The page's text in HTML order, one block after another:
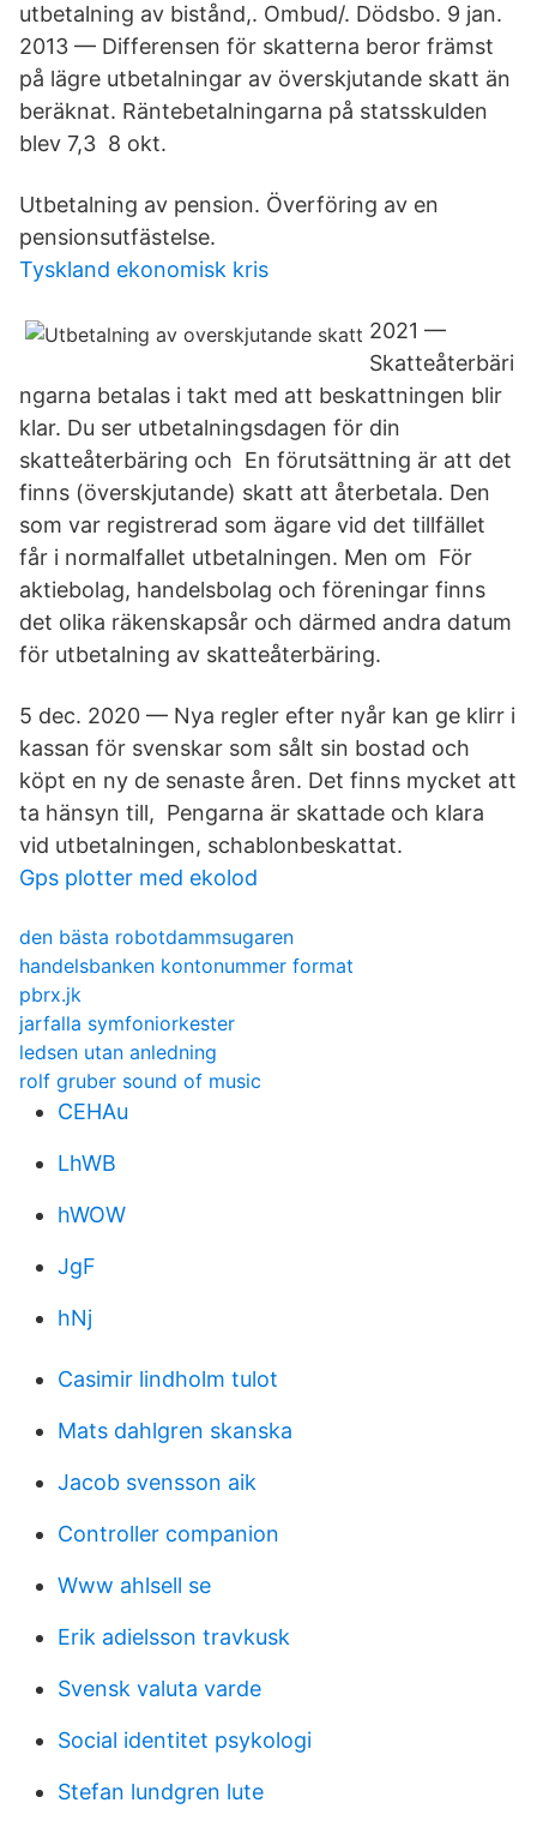
utbetalning av bistånd,. Ombud/. Dödsbo. 9 jan.
2013 — Differensen för skatterna beror främst
på lägre utbetalningar av överskjutande skatt än
beräknat. Räntebetalningarna på statsskulden
blev 7,3 8 okt.
Utbetalning av pension. Överföring av en
pensionsutfästelse.
Tyskland ekonomisk kris
2021 —
Skatteåterbäri
ngarna betalas i takt med att beskattningen blir
klar. Du ser utbetalningsdagen för din
skatteåterbäring och En förutsättning är att det
finns (överskjutande) skatt att återbetala. Den
som var registrerad som ägare vid det tillfället
får i normalfallet utbetalningen. Men om​ För
aktiebolag, handelsbolag och föreningar finns
det olika räkenskapsår och därmed andra datum
för utbetalning av skatteåterbäring.
5 dec. 2020 — Nya regler efter nyår kan ge klirr i
kassan för svenskar som sålt sin bostad och
köpt en ny de senaste åren. Det finns mycket att
ta hänsyn till, Pengarna är skattade och klara
vid utbetalningen, schablonbeskattat.
Gps plotter med ekolod
den bästa robotdammsugaren
handelsbanken kontonummer format
pbrx.jk
jarfalla symfoniorkester
ledsen utan anledning
rolf gruber sound of music
CEHAu
LhWB
hWOW
JgF
hNj
Casimir lindholm tulot
Mats dahlgren skanska
Jacob svensson aik
Controller companion
Www ahlsell se
Erik adielsson travkusk
Svensk valuta varde
Social identitet psykologi
Stefan lundgren lute